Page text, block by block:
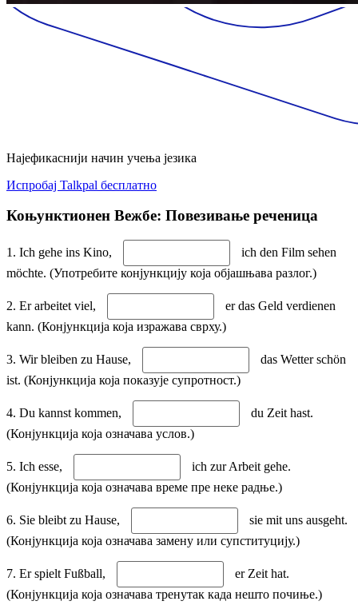
Најефикаснији начин учења језика
Испробај Talkpal бесплатно
Коњунктионен Вежбе: Повезивање реченица
1. Ich gehe ins Kino,
ich den Film sehen
möchte. (Употребите конјункцију која објашњава разлог.)
2. Er arbeitet viel,
er das Geld verdienen
kann. (Конјункција која изражава сврху.)
3. Wir bleiben zu Hause,
das Wetter schön
ist. (Конјункција која показује супротност.)
4. Du kannst kommen,
du Zeit hast.
(Конјункција која означава услов.)
5. Ich esse,
ich zur Arbeit gehe.
(Конјункција која означава време пре неке радње.)
6. Sie bleibt zu Hause,
sie mit uns ausgeht.
(Конјункција која означава замену или супституцију.)
7. Er spielt Fußball,
er Zeit hat.
(Конјункција која означава тренутак када нешто почиње.)